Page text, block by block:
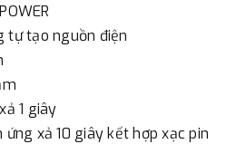
khác với địa điểm thanh toán
hàng ngoài nội thành Hà Nội.
100% giá trị hàng + phí vận
trong chính sách vận chuyển
khoản trước khi giao hàng.
tự tạo nguồn điện
1 giây
ứng xả 10 giây kết hợp xạc pin